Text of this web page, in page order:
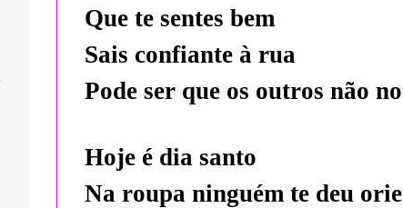
Que te sentes bem
Sais confiante à rua
Pode ser que os outros não
Hoje é dia santo
Na roupa ninguém te deu